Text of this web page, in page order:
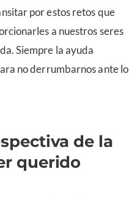
por estos retos que
a nuestros seres
Siempre la ayuda
no derrumbarnos ante lo
de la
querido